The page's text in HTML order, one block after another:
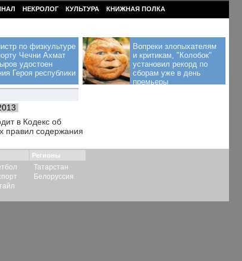
НЕКРОЛОГ КУЛЬТУРА КНИЖНАЯ ПОЛКА
по физкультуре
Чечни Ахмат
удостоен
Героя республики
Вопреки злопыхателям
и критикам, "Колобок"
установил рекорд по
сборам уже в день
премьеры
в Кодекс об
правил содержания
Регионы
Татарстан
Белоруссия